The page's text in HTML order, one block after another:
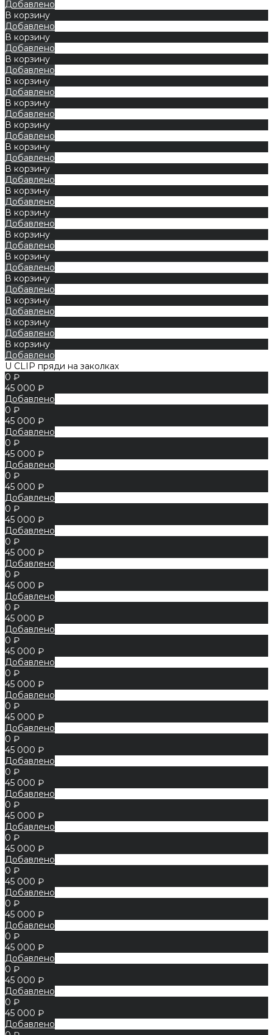
Добавлено
В корзину
Добавлено
В корзину
Добавлено
В корзину
Добавлено
В корзину
Добавлено
В корзину
Добавлено
В корзину
Добавлено
В корзину
Добавлено
В корзину
Добавлено
В корзину
Добавлено
В корзину
Добавлено
В корзину
Добавлено
В корзину
Добавлено
В корзину
Добавлено
В корзину
Добавлено
В корзину
Добавлено
В корзину
Добавлено
U CLIP пряди на заколках
0 ₽
45 000 ₽
Добавлено
0 ₽
45 000 ₽
Добавлено
0 ₽
45 000 ₽
Добавлено
0 ₽
45 000 ₽
Добавлено
0 ₽
45 000 ₽
Добавлено
0 ₽
45 000 ₽
Добавлено
0 ₽
45 000 ₽
Добавлено
0 ₽
45 000 ₽
Добавлено
0 ₽
45 000 ₽
Добавлено
0 ₽
45 000 ₽
Добавлено
0 ₽
45 000 ₽
Добавлено
0 ₽
45 000 ₽
Добавлено
0 ₽
45 000 ₽
Добавлено
0 ₽
45 000 ₽
Добавлено
0 ₽
45 000 ₽
Добавлено
0 ₽
45 000 ₽
Добавлено
0 ₽
45 000 ₽
Добавлено
0 ₽
45 000 ₽
Добавлено
0 ₽
45 000 ₽
Добавлено
0 ₽
45 000 ₽
Добавлено